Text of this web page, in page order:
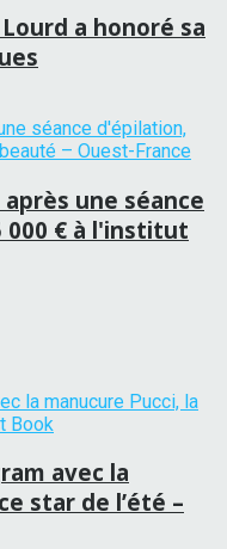
a honoré sa
une séance
000 € à l'institut
avec la
star de l’été –